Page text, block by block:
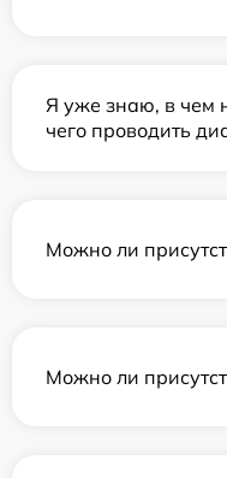
Я уже знаю, в чем
чего проводить
Можно ли
Можно ли